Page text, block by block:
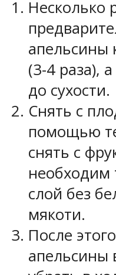
Несколько
апельсины
(3-4 раза),
до сухости.
Снять с
помощью
снять с
необходим
слой без
мякоти.
После
апельсины